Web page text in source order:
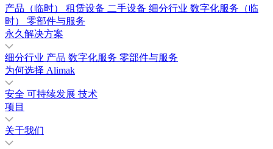
产品（临时） 租赁设备 二手设备 细分行业 数字化服务（临
时）
零部件与服务
永久解决方案
细分行业 产品 数字化服务 零部件与服务
为何选择 Alimak
安全 可持续发展 技术
项目
关于我们